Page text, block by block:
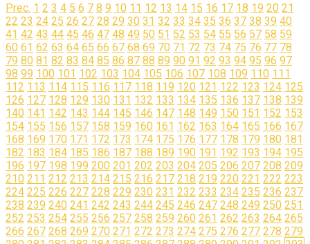
Prec. 1 2 3 4 5 6 7 8 9 10 11 12 13 14 15 16 17 18 19 20 21
22 23 24 25 26 27 28 29 30 31 32 33 34 35 36 37 38 39 40
41 42 43 44 45 46 47 48 49 50 51 52 53 54 55 56 57 58 59
60 61 62 63 64 65 66 67 68 69 70 71 72 73 74 75 76 77 78
79 80 81 82 83 84 85 86 87 88 89 90 91 92 93 94 95 96 97
98 99 100 101 102 103 104 105 106 107 108 109 110 111
112 113 114 115 116 117 118 119 120 121 122 123 124 125
126 127 128 129 130 131 132 133 134 135 136 137 138 139
140 141 142 143 144 145 146 147 148 149 150 151 152 153
154 155 156 157 158 159 160 161 162 163 164 165 166 167
168 169 170 171 172 173 174 175 176 177 178 179 180 181
182 183 184 185 186 187 188 189 190 191 192 193 194 195
196 197 198 199 200 201 202 203 204 205 206 207 208 209
210 211 212 213 214 215 216 217 218 219 220 221 222 223
224 225 226 227 228 229 230 231 232 233 234 235 236 237
238 239 240 241 242 243 244 245 246 247 248 249 250 251
252 253 254 255 256 257 258 259 260 261 262 263 264 265
266 267 268 269 270 271 272 273 274 275 276 277 278 279